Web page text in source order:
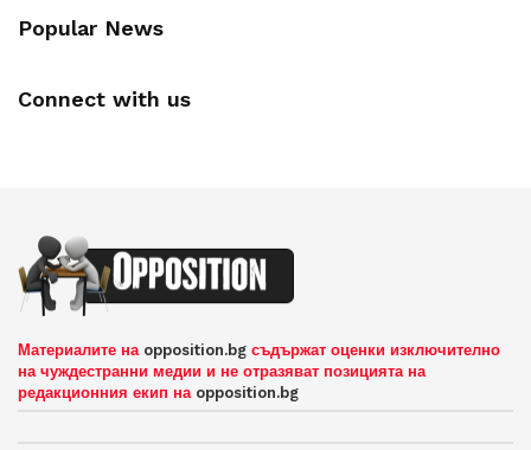
Popular News
Connect with us
Материалите на opposition.bg съдържат оценки изключително
на чуждестранни медии и не отразяват позицията на
редакционния екип на opposition.bg